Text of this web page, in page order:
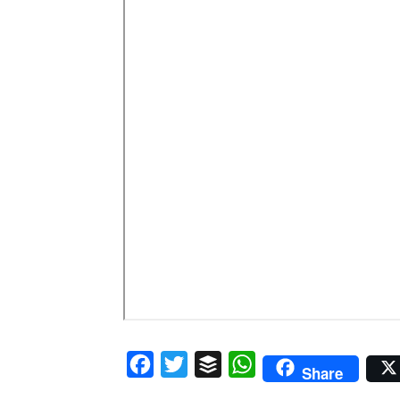
Facebook
Twitter Buffer WhatsAppShare